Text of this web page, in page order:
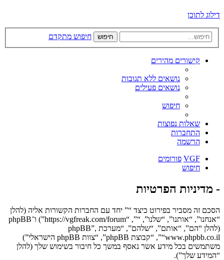
דילוג לתוכן
חיפוש חיפוש מתקדם
קישורים מהירים
נושאים ללא תגובות
נושאים פעילים
חיפוש
שאלות נפוצות
התחברות
הרשמה
VGF פורומים
חיפוש
- מדיניות הפרטיות
הסכם זה מסביר בפירוט כיצד “” יחד עם החברות הקשורות אליה (להלן
“אנחנו”, “אותנו”, “שלנו”, “”, “https://vgfreak.com/forum”) ו־phpBB
(להלן “הם”, “אותם”, “שלהם”, “מערכת phpBB”,
“www.phpbb.co.il”, “קבוצת phpBB”, “צוות phpBB הישראלי”)
משתמשים בכל מידע אשר נאסף במשך כל חיבור בשימוש שלך (להלן
“המידע שלך”).